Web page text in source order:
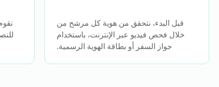
قبل البدء، نتحقق من هوية كل مرشح من
خلال فحص فيديو عبر الإنترنت، باستخدام
جواز السفر أو بطاقة الهوية الرسمية.